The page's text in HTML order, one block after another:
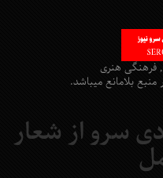
هنری
بلامانع میباشد.
سرو از شعار